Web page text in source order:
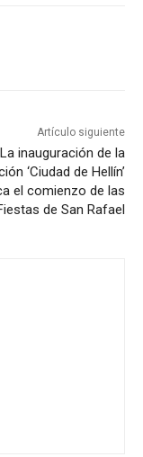
Artículo siguiente
La inauguración de la
‘Ciudad de Hellín’
el comienzo de las
de San Rafael